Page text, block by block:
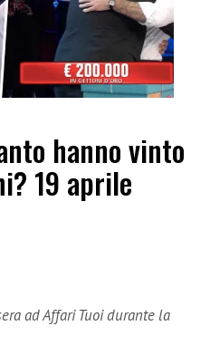
hanno vinto
19 aprile
ad Affari Tuoi durante la